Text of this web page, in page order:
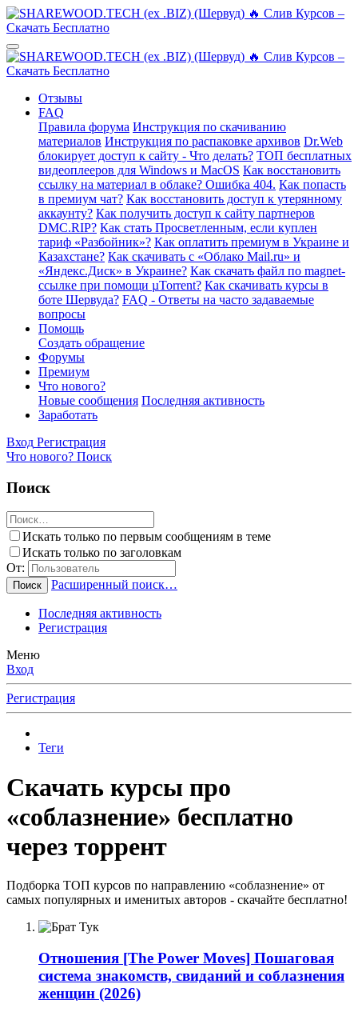
Отзывы
FAQ
Правила форума Инструкция по скачиванию
материалов Инструкция по распаковке архивов Dr.Web
блокирует доступ к сайту - Что делать? ТОП бесплатных
видеоплееров для Windows и MacOS Как восстановить
ссылку на материал в облаке? Ошибка 404. Как попасть
в премиум чат? Как восстановить доступ к утерянному
аккаунту? Как получить доступ к сайту партнеров
DMC.RIP? Как стать Просветленным, если куплен
тариф «Разбойник»? Как оплатить премиум в Украине и
Казахстане? Как скачивать с «Облако Mail.ru» и
«Яндекс.Диск» в Украине? Как скачать файл по magnet-
ссылке при помощи µTorrent? Как скачивать курсы в
боте Шервуда? FAQ - Ответы на часто задаваемые
вопросы
Помощь
Создать обращение
Форумы
Премиум
Что нового?
Новые сообщения Последняя активность
Заработать
Вход Регистрация
Что нового? Поиск
Поиск
Искать только по первым сообщениям в теме
Искать только по заголовкам
От:
Поиск Расширенный поиск…
Последняя активность
Регистрация
Меню
Вход
Регистрация
Теги
Скачать курсы про
«соблазнение» бесплатно
через торрент
Подборка ТОП курсов по направлению «соблазнение» от
самых популярных и именитых авторов - скачайте бесплатно!
Отношения [The Power Moves] Пошаговая
система знакомств, свиданий и соблазнения
женщин (2026)